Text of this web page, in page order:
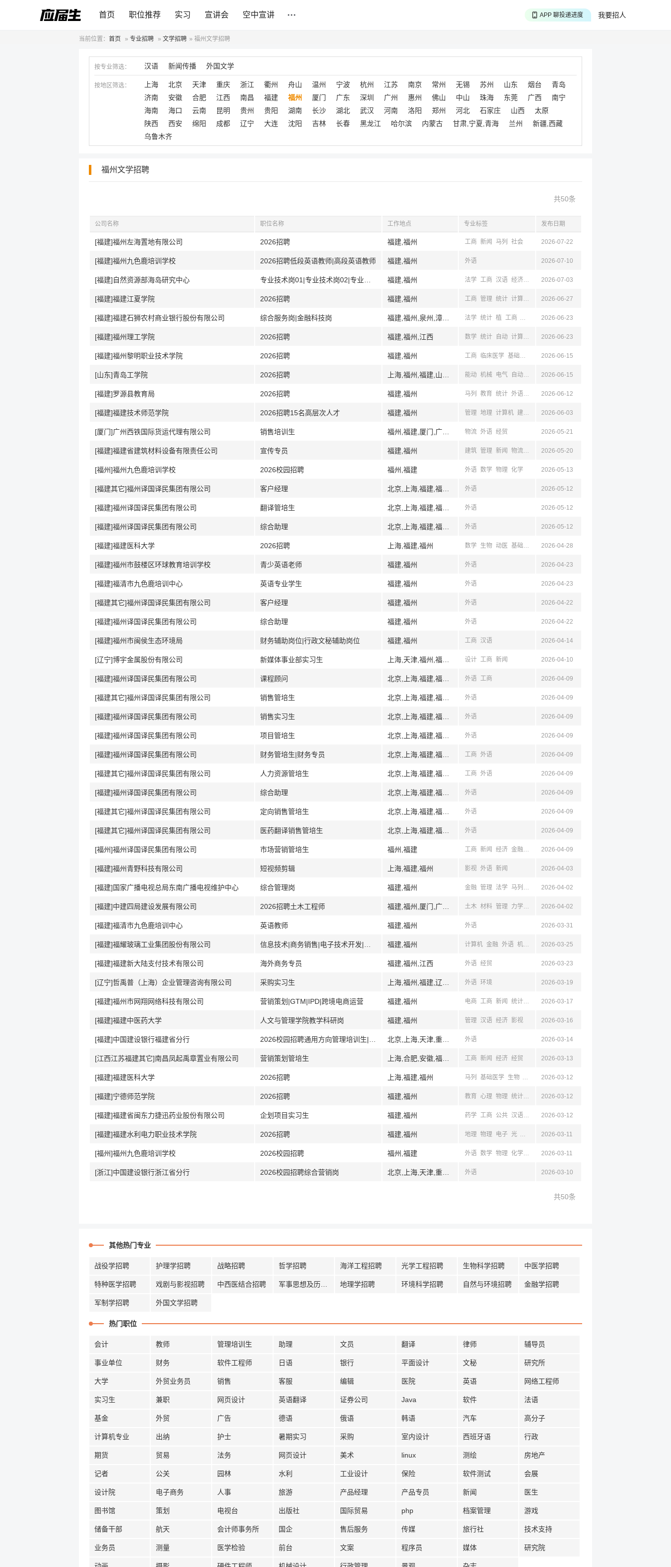
首页 职位推荐 实习 宣讲会 空中宣讲 我要招人
APP 聊投递进度
当前位置： 首页 » 专业招聘 » 文学招聘 » 福州文学招聘
按专业筛选： 汉语 新闻传播 外国文学
按地区筛选： 上海 北京 天津 重庆 浙江 衢州 舟山 温州 宁波 杭州 江苏 南京 常州 无锡 苏州 山东 烟台
青岛
济南
安徽 合肥 江西 南昌 福建 福州 厦门 广东 深圳 广州 惠州 佛山 中山 珠海 东莞 广西
南宁
海南
海口 云南 昆明 贵州 贵阳 湖南 长沙 湖北 武汉 河南 洛阳 郑州 河北 石家庄 山西
太原
陕西
西安 绵阳 成都 辽宁 大连 沈阳 吉林 长春 黑龙江 哈尔滨 内蒙古 甘肃,宁夏,青海 兰州
新疆,西藏
乌鲁木齐
福州文学招聘
共50条
公司名称 职位名称 工作地点 专业标签 发布日期
[福建]福州左海置地有限公司 2026招聘 福建,福州 工商 新闻 马列 社会 2026-07-22
[福建]福州九色鹿培训学校 2026招聘低段英语教师|高段英语教师 福建,福州 外语 2026-07-10
[福建]自然资源部海岛研究中心 福建,福州 法学 工商 汉语 经济 外语 生物 环境
2026-07-03
[福建]福建江夏学院 2026招聘 福建,福州 工商 管理 统计 计算机 经济 图档 机械
2026-06-27
[福建]福建石狮农村商业银行股份有限公司 综合服务岗|金融科技岗 法学 统计 植 工商 汉语 新闻 计算机
2026-06-23
[福建]福州理工学院 2026招聘 福建,福州,江西 数学 统计 自动 计算机 机械 电子 基础医学
2026-06-23
[福建]福州黎明职业技术学院 2026招聘 福建,福州 工商 临床医学 基础医学 护理学 管理 食品
2026-06-15
[山东]青岛工学院 2026招聘 能动 机械 电气 自动 电子 计算机 管理
2026-06-15
[福建]罗源县教育局 2026招聘 福建,福州 马列 教育 统计 外语 物理 地理 地质
2026-06-12
[福建]福建技术师范学院 2026招聘15名高层次人才 福建,福州 管理 地理 计算机 建筑 经济 法学 教育
2026-06-03
[厦门]广州西铁国际货运代理有限公司 销售培训生 物流 外语 经贸 2026-05-21
[福建]福建省建筑材料设备有限责任公司 宣传专员 福建,福州 建筑 管理 新闻 物流 工商 公共
2026-05-20
[福州]福州九色鹿培训学校 2026校园招聘 福州,福建 外语 数学 物理 化学 2026-05-13
[福建其它]福州译国译民集团有限公司 客户经理 外语 2026-05-12
[福建]福州译国译民集团有限公司 翻译管培生 外语 2026-05-12
[福建]福州译国译民集团有限公司 综合助理 外语 2026-05-12
[福建]福建医科大学 2026招聘 上海,福建,福州 数学 生物 动医 基础医学 公共卫生与预防
2026-04-28
[福建]福州市鼓楼区环球教育培训学校 青少英语老师 福建,福州 外语 2026-04-23
[福建]福清市九色鹿培训中心 英语专业学生 福建,福州 外语 2026-04-23
[福建其它]福州译国译民集团有限公司 客户经理 福建,福州 外语 2026-04-22
[福建]福州译国译民集团有限公司 综合助理 福建,福州 外语 2026-04-22
[福建]福州市闽侯生态环境局 财务辅助岗位|行政文秘辅助岗位 福建,福州 工商 汉语 2026-04-14
[辽宁]博宇金属股份有限公司 新媒体事业部实习生 设计 工商 新闻 2026-04-10
[福建]福州译国译民集团有限公司 课程顾问 外语 工商 2026-04-09
[福建其它]福州译国译民集团有限公司 销售管培生 外语 2026-04-09
[福建]福州译国译民集团有限公司 销售实习生 外语 2026-04-09
[福建]福州译国译民集团有限公司 项目管培生 外语 2026-04-09
[福建]福州译国译民集团有限公司 财务管培生|财务专员 工商 外语 2026-04-09
[福建其它]福州译国译民集团有限公司 人力资源管培生 工商 外语 2026-04-09
[福建]福州译国译民集团有限公司 综合助理 外语 2026-04-09
[福建其它]福州译国译民集团有限公司 定向销售管培生 外语 2026-04-09
[福建其它]福州译国译民集团有限公司 医药翻译销售管培生 外语 2026-04-09
[福州]福州译国译民集团有限公司 市场营销管培生 福州,福建 工商 新闻 经济 金融 经贸 2026-04-09
[福建]福州青野科技有限公司 短视频剪辑 上海,福建,福州 影视 外语 新闻 2026-04-03
[福建]国家广播电视总局东南广播电视维护中心 综合管理岗 福建,福州 金融 管理 法学 马列 政 新闻
2026-04-02
[福建]中建四局建设发展有限公司 2026招聘土木工程师 土木 材料 管理 力学 安全 建筑 环境
2026-04-02
[福建]福清市九色鹿培训中心 英语教师 福建,福州 外语 2026-03-31
[福建]福耀玻璃工业集团股份有限公司 福建,福州 计算机 金融 外语 机械 电气 电子 自动
2026-03-25
[福建]福建新大陆支付技术有限公司 海外商务专员 福建,福州,江西 外语 经贸 2026-03-23
[辽宁]哲禹普（上海）企业管理咨询有限公司 采购实习生 外语 环境 2026-03-19
[福建]福州市网翔网络科技有限公司 营销策划|GTM|IPD|跨境电商运营 福建,福州 电商 工商 新闻 统计 经济 物流 工业
2026-03-17
[福建]福建中医药大学 人文与管理学院教学科研岗 福建,福州 管理 汉语 经济 影视 2026-03-16
[福建]中国建设银行福建省分行 外语 2026-03-14
[江西江苏福建其它]南昌凤起禹章置业有限公司 营销策划管培生 工商 新闻 经济 经贸 2026-03-13
[福建]福建医科大学 2026招聘 上海,福建,福州 马列 基础医学 生物 动医 公共卫生与预防
2026-03-12
[福建]宁德师范学院 2026招聘 福建,福州 教育 心理 物理 统计 机械 生物 生工
2026-03-12
[福建]福建省闽东力捷迅药业股份有限公司 企划项目实习生 福建,福州 药学 工商 公共 汉语 化工 2026-03-12
[福建]福建水利电力职业技术学院 2026招聘 福建,福州 地理 物理 电子 光 计算机 农 建筑 管理
2026-03-11
[福州]福州九色鹿培训学校 2026校园招聘 福州,福建 外语 数学 物理 化学 植 林 地理
2026-03-11
[浙江]中国建设银行浙江省分行 2026校园招聘综合营销岗 外语 2026-03-10
共50条
其他热门专业
战役学招聘 护理学招聘 战略招聘 哲学招聘 海洋工程招聘 光学工程招聘 生物科学招聘 中医学招聘
特种医学招聘 戏剧与影视招聘 中西医结合招聘 地理学招聘 环境科学招聘 自然与环境招聘 金融学招聘
军制学招聘 外国文学招聘
热门职位
会计 教师 管理培训生 助理 文员 翻译 律师 辅导员
事业单位 财务 软件工程师 日语 银行 平面设计 文秘 研究所
大学 外贸业务员 销售 客服 编辑 医院 英语 网络工程师
实习生 兼职 网页设计 英语翻译 证券公司 Java 软件 法语
基金 外贸 广告 德语 俄语 韩语 汽车 高分子
计算机专业 出纳 护士 暑期实习 采购 室内设计 西班牙语 行政
期货 贸易 法务 网页设计 美术 linux 测绘 房地产
记者 公关 园林 水利 工业设计 保险 软件测试 会展
设计院 电子商务 人事 旅游 产品经理 产品专员 新闻 医生
图书馆 策划 电视台 出版社 国际贸易 php 档案管理 游戏
储备干部 航天 会计师事务所 国企 售后服务 传媒 旅行社 技术支持
业务员 测量 医学检验 前台 文案 程序员 媒体 研究院